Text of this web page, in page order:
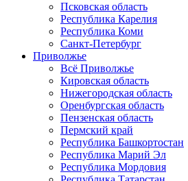
Псковская область
Республика Карелия
Республика Коми
Санкт-Петербург
Приволжье
Всё Приволжье
Кировская область
Нижегородская область
Оренбургская область
Пензенская область
Пермский край
Республика Башкортостан
Республика Марий Эл
Республика Мордовия